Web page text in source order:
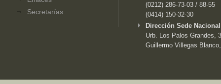
Secretarías
(0212) 286-73-03 / 88-55
(0414) 150-32-30
Dirección Sede
Urb. Los Palos Grandes,
Guillermo Villegas